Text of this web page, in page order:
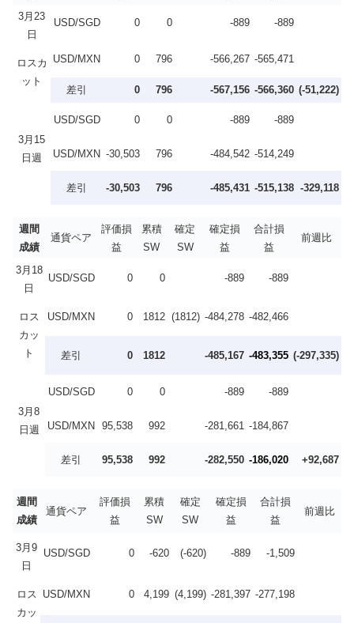
3月23
日
ロスカ
ット
USD/SGD 0 0 -889 -889
USD/MXN 0 796 -566,267 -565,471
差引 0 796 -567,156 -566,360 (-51,222)
3月15
日週
USD/SGD 0 0 -889 -889
USD/MXN -30,503 796 -484,542 -514,249
差引 -30,503 796 -485,431 -515,138 -329,118
週間
成績
通貨ペア
評価損
益
累積
SW
確定
SW
確定損
益
合計損
益
前週比
3月18
日
ロス
カッ
ト
USD/SGD 0 0 -889 -889
USD/MXN 0 1812 (1812) -484,278 -482,466
差引 0 1812 -485,167 -483,355 (-297,335)
3月8
日週
USD/SGD 0 0 -889 -889
USD/MXN 95,538 992 -281,661 -184,867
差引 95,538 992 -282,550 -186,020 +92,687
週間
成績
通貨ペア
評価損
益
累積
SW
確定
SW
確定損
益
合計損
益
前週比
3月9
日
ロス
カッ
USD/SGD 0 -620 (-620) -889 -1,509
USD/MXN 0 4,199 (4,199) -281,397 -277,198